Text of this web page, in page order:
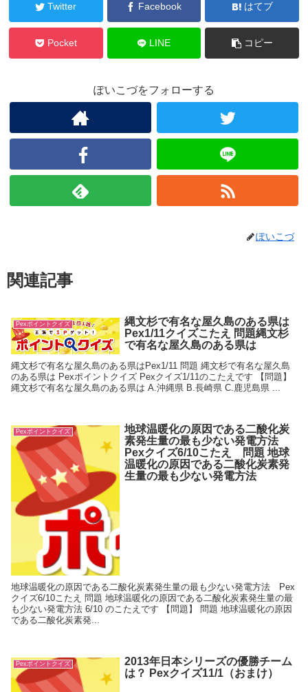
Twitter Facebook はてブ
Pocket LINE コピー
ぽいこづをフォローする
ぽいこづ
関連記事
Pexポイントクイズ
縄文杉で有名な屋久島のある県は
Pex1/11クイズこたえ 問題縄文杉
で有名な屋久島のある県は
縄文杉で有名な屋久島のある県はPex1/11 問題 縄文杉で有名な屋久島
のある県は Pexポイントクイズ Pexクイズ1/11のこたえです 【問題】
縄文杉で有名な屋久島のある県は A.沖縄県 B.長崎県 C.鹿児島県 ...
Pexポイントクイズ
地球温暖化の原因である二酸化炭
素発生量の最も少ない発電方法
Pexクイズ6/10こたえ 問題 地球
温暖化の原因である二酸化炭素発
生量の最も少ない発電方法
地球温暖化の原因である二酸化炭素発生量の最も少ない発電方法 Pex
クイズ6/10こたえ 問題 地球温暖化の原因である二酸化炭素発生量の最
も少ない発電方法 6/10 のこたえです 【問題】 問題 地球温暖化の原因
である二酸化炭素発...
Pexポイントクイズ
2013年日本シリーズの優勝チーム
は？ Pexクイズ11/1（おまけ）